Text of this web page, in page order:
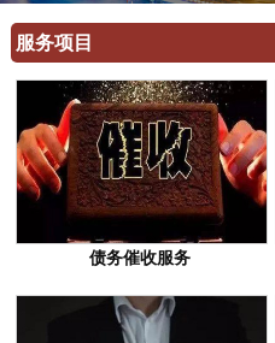
服务项目
债务催收服务